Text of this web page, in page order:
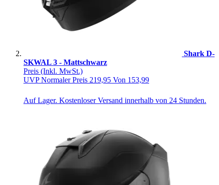
Shark D-
SKWAL 3 - Mattschwarz
Preis (Inkl. MwSt.)
UVPNormaler Preis 219,95 Von 153,99
Auf Lager. Kostenloser Versand innerhalb von 24 Stunden.